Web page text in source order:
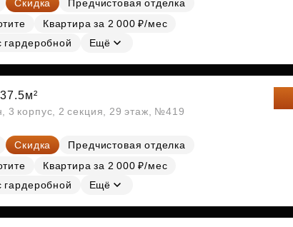
Скидка
Предчистовая отделка
Квартира за 2 000 ₽/мес
гардеробной
Ещё
37.5м²
3 корпус, 2 секция, 29 этаж, №419
Скидка
Предчистовая отделка
Квартира за 2 000 ₽/мес
гардеробной
Ещё